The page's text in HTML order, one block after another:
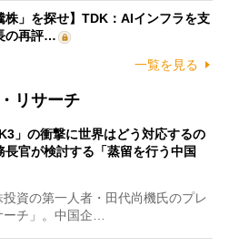
株」を探せ】TDK：AIインフラを支
の再評…
一覧を見る
リサーチ
」の衝撃に世界はどう対応するの
官が検討する「蒸留を行う中国
資の第一人者・田代尚機氏のプレ
ーチ」。中国企…